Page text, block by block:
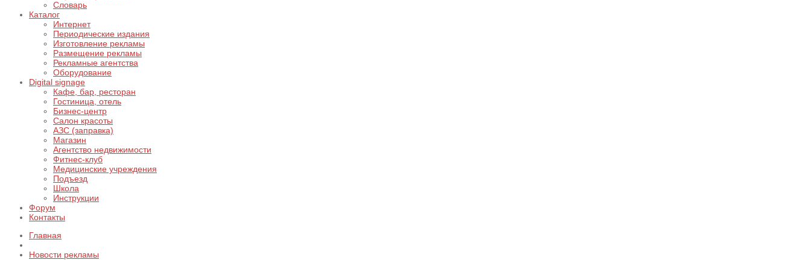
Словарь
Каталог
Интернет
Периодические издания
Изготовление рекламы
Размещение рекламы
Рекламные агентства
Оборудование
Digital signage
Кафе, бар, ресторан
Гостиница, отель
Бизнес-центр
Салон красоты
АЗС (заправка)
Магазин
Агентство недвижимости
Фитнес-клуб
Медицинские учреждения
Подъезд
Школа
Инструкции
Форум
Контакты
Главная
Новости рекламы